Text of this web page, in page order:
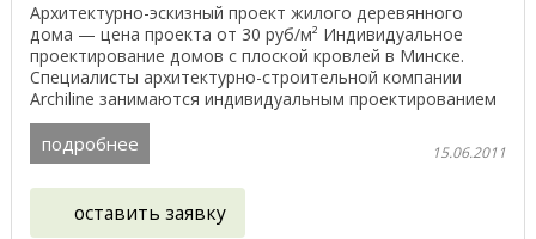
Архитектурно-эскизный проект жилого деревянного
дома — цена проекта от 30 руб/м² Индивидуальное
проектирование домов с плоской кровлей в Минске.
Специалисты архитектурно-строительной компании
Archiline занимаются индивидуальным проектированием
на ...
подробнее 15.06.2011
оставить заявку